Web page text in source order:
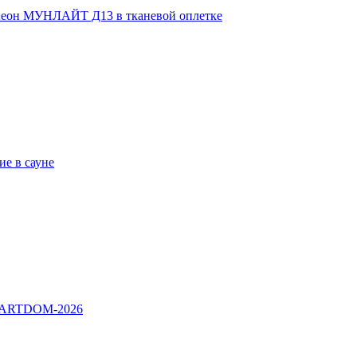
МУНЛАЙТ Д13 в тканевой оплетке
в сауне
2026